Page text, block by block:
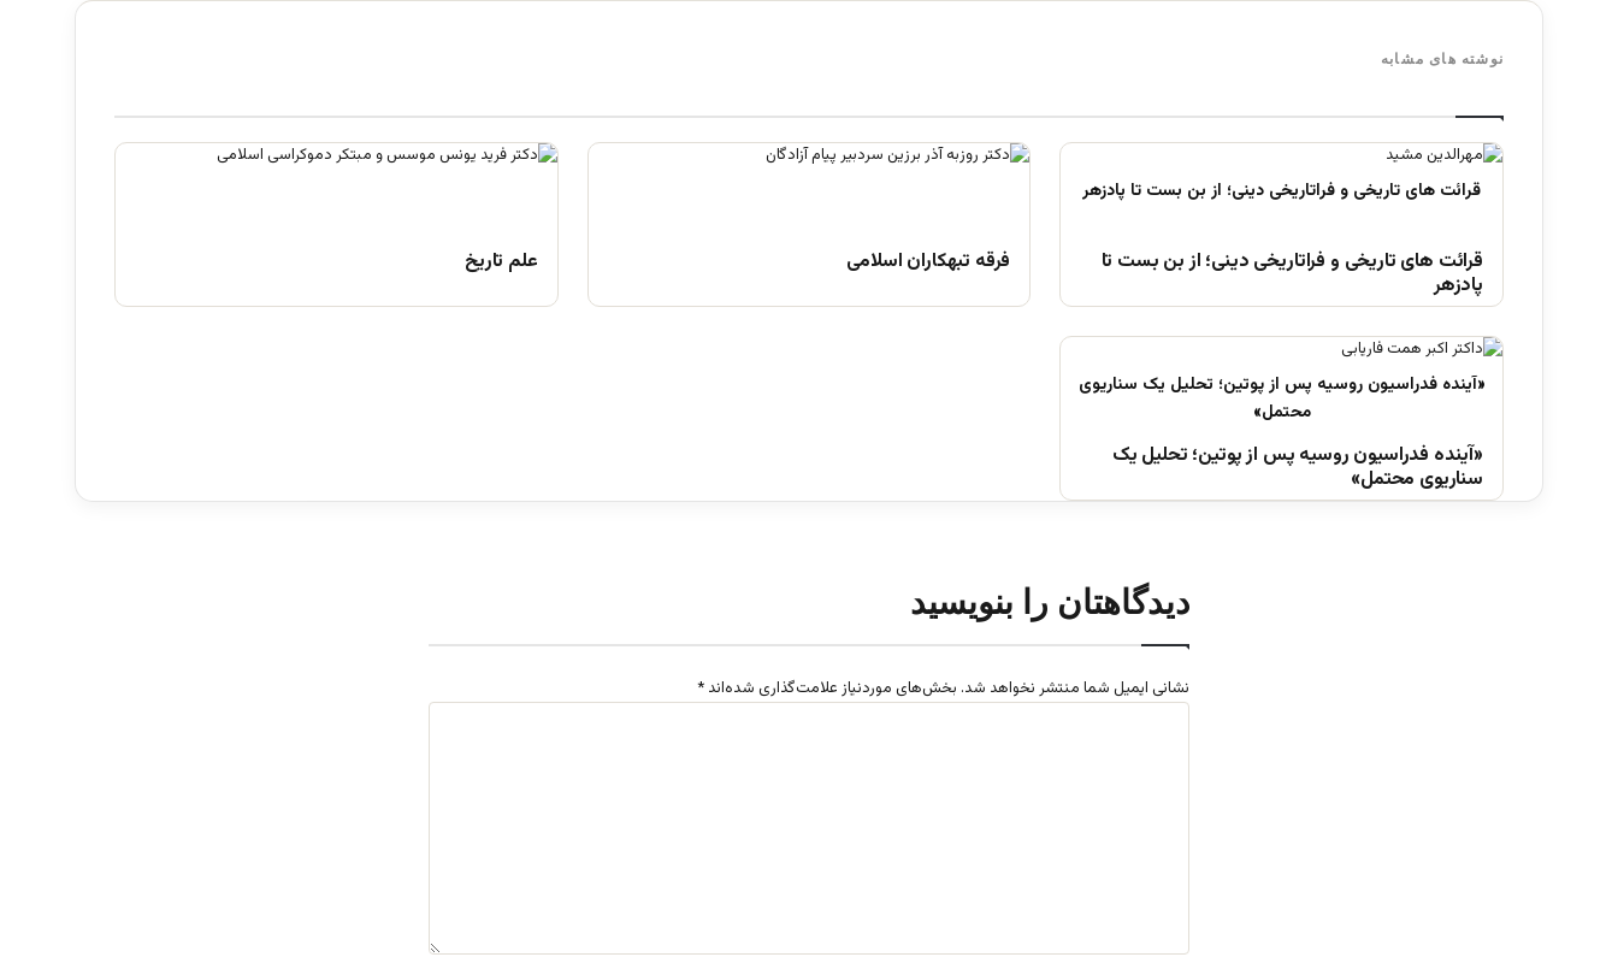
نوشته های مشابه
قرائت های تاریخی و فراتاریخی دینی؛ از بن بست تا
پادزهر
فرقه تبهکاران اسلامی علم تاریخ
«آینده فدراسیون روسیه پس از پوتین؛ تحلیل یک
سناریوی محتمل»
دیدگاهتان را بنویسید
نشانی ایمیل شما منتشر نخواهد شد. بخش‌های موردنیاز علامت‌گذاری شده‌اند *